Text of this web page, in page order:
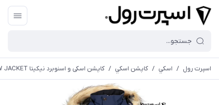
اسپرت رول / اسكي / كاپشن اسكي / کاپشن اسکی و اسنوبرد نیکیتا NIKITA GIRLS ESPAN SNOW JACKET